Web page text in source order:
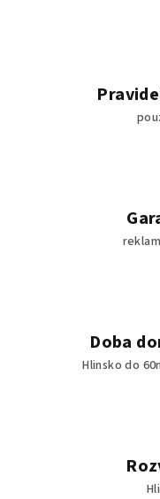
Doba
Hlinsko do